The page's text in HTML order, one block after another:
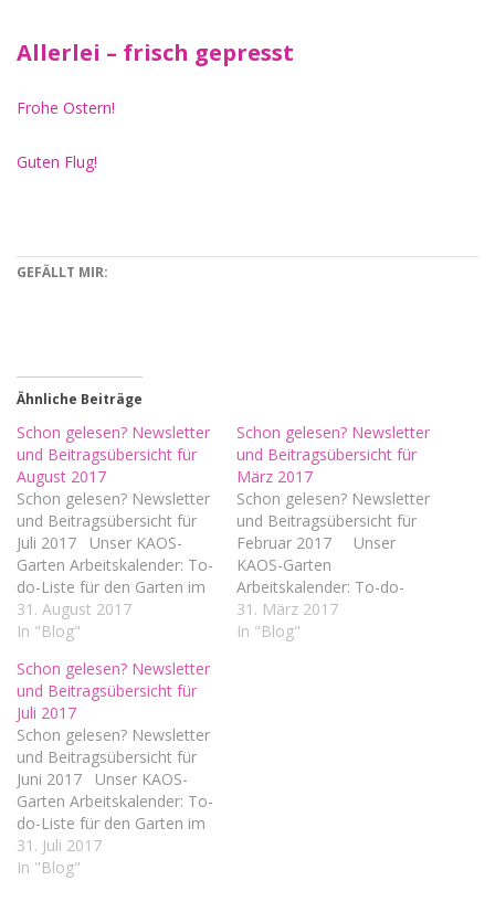
Allerlei – frisch gepresst
Frohe Ostern!
Guten Flug!
GEFÄLLT MIR:
Ähnliche Beiträge
Schon gelesen? Newsletter
und Beitragsübersicht für
August 2017
Schon gelesen? Newsletter
und Beitragsübersicht für
Juli 2017 Unser KAOS-
Garten Arbeitskalender: To-
do-Liste für den Garten im
August Aus der
Hexenküche Was koche ich
koche ich heute? - Woche
33 Was koche ich heute? -
Woche 34 Was koche ich
heute? - Woche…
31. August 2017
In "Blog"
Schon gelesen? Newsletter
und Beitragsübersicht für
März 2017
Schon gelesen? Newsletter
und Beitragsübersicht für
Februar 2017 Unser
KAOS-Garten
Arbeitskalender: To-do-
Liste für den Garten im
März Erntekalender für
31. März 2017
In "Blog"
Schon gelesen? Newsletter
und Beitragsübersicht für
Juli 2017
Schon gelesen? Newsletter
und Beitragsübersicht für
Juni 2017 Unser KAOS-
Garten Arbeitskalender: To-
do-Liste für den Garten im
Juli Aus der Hexenküche
Was koche ich heute? -
31. Juli 2017
In "Blog"